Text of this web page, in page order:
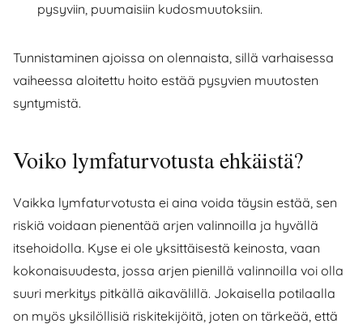
pysyviin, puumaisiin kudosmuutoksiin.
Tunnistaminen ajoissa on olennaista, sillä varhaisessa
vaiheessa aloitettu hoito estää pysyvien muutosten
syntymistä.
Voiko lymfaturvotusta ehkäistä?
Vaikka lymfaturvotusta ei aina voida täysin estää, sen
riskiä voidaan pienentää arjen valinnoilla ja hyvällä
itsehoidolla. Kyse ei ole yksittäisestä keinosta, vaan
kokonaisuudesta, jossa arjen pienillä valinnoilla voi olla
suuri merkitys pitkällä aikavälillä. Jokaisella potilaalla
on myös yksilöllisiä riskitekijöitä, joten on tärkeää, että